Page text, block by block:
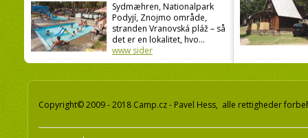
Sydmæhren, Nationalpark
Podyjí, Znojmo område,
stranden Vranovská pláž – så
det er en lokalitet, hvo...
www sider
Copyright© 2009 - 2018 Camp.cz - Pavel Hess, alle rettigheder